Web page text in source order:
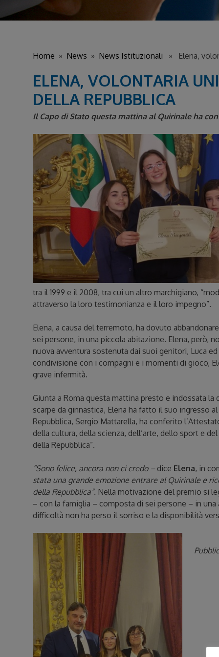
Home » News » News Istituzionali » Elena,
ELENA, VOLONTARIA
DELLA REPUBBLICA
Il Capo di Stato questa mattina al Quirinale ha
tra il 1999 e il 2008, tra cui un altro marchigiano,
attraverso la loro testimonianza e il loro impegno”.
Elena, a causa del terremoto, ha dovuto
sei persone, in una piccola abitazione. Elena, però,
nuova avventura sostenuta dai suoi genitori, Luca
condivisione con i compagni e i momenti di gioco,
grave infermità.
Giunta a Roma questa mattina presto e indossata la
scarpe da ginnastica, Elena ha fatto il suo ingresso
Repubblica, Sergio Mattarella, ha conferito
della cultura, della scienza, dell’arte, dello sport e
della Repubblica”.
“Sono felice, ancora non ci credo – dice Elena, in
stata una grande emozione entrare al Quirinale e
della Repubblica”. Nella motivazione del premio si
– con la famiglia – composta di sei persone – in
difficoltà non ha perso il sorriso e la disponibilità